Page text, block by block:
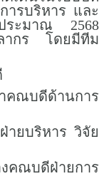
ารบริหาร และ
ประมาณ 2568
ากร โดยมีทีม
คณบดีด้านการ
ยบริหาร วิจัย
คณบดีฝ่ายการ